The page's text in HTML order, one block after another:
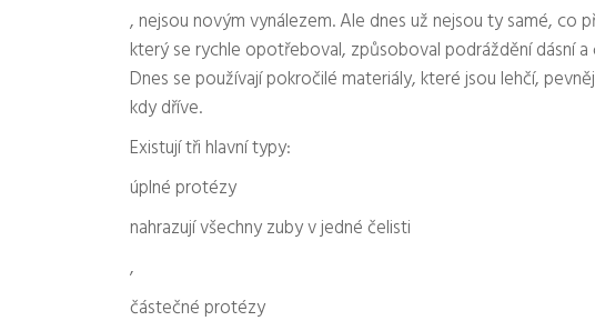
, nejsou novým vynálezem. Ale dnes už nejsou ty samé, co
který se rychle opotřeboval, způsoboval podráždění dásní
Dnes se používají pokročilé materiály, které jsou lehčí,
kdy dříve.
Existují tři hlavní typy:
úplné protézy
nahrazují všechny zuby v jedné čelisti
,
částečné protézy